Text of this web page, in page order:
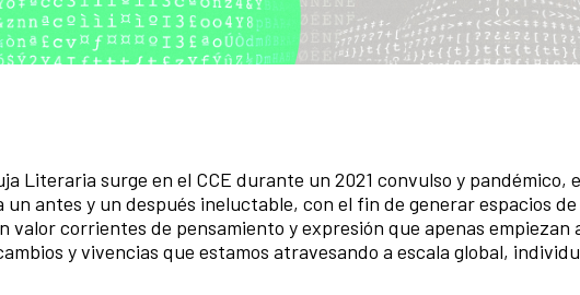
Literaria surge en el CCE durante un 2021 convulso y pandémico,
antes y un después ineluctable, con el fin de generar espacios
valor corrientes de pensamiento y expresión que apenas empiezan
y vivencias que estamos atravesando a escala global,